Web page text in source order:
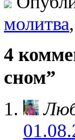
молитва,
4
сном”